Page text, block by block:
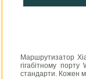
Маршрутизатор
гігабітному
стандарти. Кожен